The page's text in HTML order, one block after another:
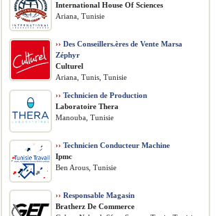
International House Of Sciences
Ariana, Tunisie
›› Des Conseillers.ères de Vente Marsa
Zéphyr
Culturel
Ariana, Tunis, Tunisie
›› Technicien de Production
Laboratoire Thera
Manouba, Tunisie
›› Technicien Conducteur Machine
Ipmc
Ben Arous, Tunisie
›› Responsable Magasin
Bratherz De Commerce